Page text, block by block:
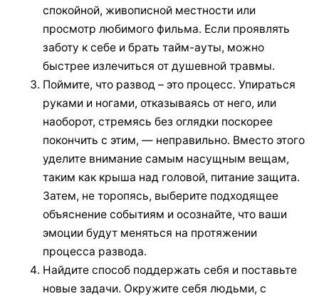
спокойной, живописной местности или
просмотр любимого фильма. Если проявлять
заботу к себе и брать тайм-ауты, можно
быстрее излечиться от душевной травмы.
Поймите, что развод – это процесс. Упираться
руками и ногами, отказываясь от него, или
наоборот, стремясь без оглядки поскорее
покончить с этим, — неправильно. Вместо этого
уделите внимание самым насущным вещам,
таким как крыша над головой, питание защита.
Затем, не торопясь, выберите подходящее
объяснение событиям и осознайте, что ваши
эмоции будут меняться на протяжении
процесса развода.
Найдите способ поддержать себя и поставьте
новые задачи. Окружите себя людьми, с